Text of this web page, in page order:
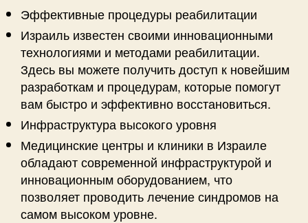
Эффективные процедуры реабилитации
Израиль известен своими инновационными
технологиями и методами реабилитации.
Здесь вы можете получить доступ к новейшим
разработкам и процедурам, которые помогут
вам быстро и эффективно восстановиться.
Инфраструктура высокого уровня
Медицинские центры и клиники в Израиле
обладают современной инфраструктурой и
инновационным оборудованием, что
позволяет проводить лечение синдромов на
самом высоком уровне.